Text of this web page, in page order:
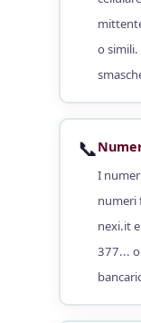
o
📞
I
numeri
nexi.it
377...